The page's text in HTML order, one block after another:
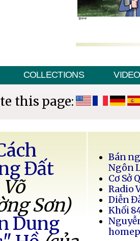
COLLECTIONS VIDEO
this page:
Đất
Sơn)
Dung
Bán
Ngôn
Cơ Sở
Radio
Diễn
Khối